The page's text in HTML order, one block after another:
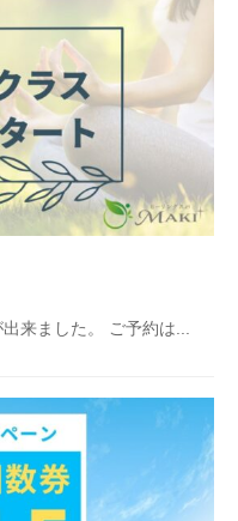
来ました。 ご予約は...